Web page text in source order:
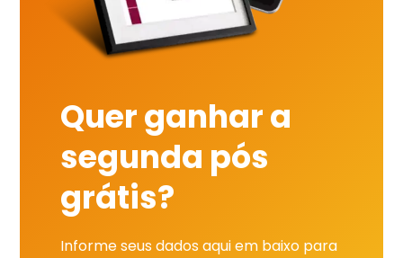
Quer ganhar a
segunda pós
grátis?
Informe seus dados aqui em baixo para